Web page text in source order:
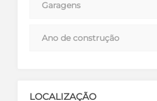
Garagens
Ano de construção
LOCALIZAÇÃO